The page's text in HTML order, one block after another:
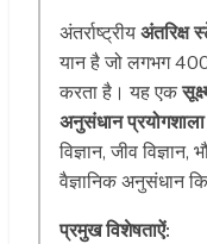
अंतर्राष्ट्रीयअंतरिक्ष
यान है जो लगभग 400
करता है। यह एक
अनुसंधान
विज्ञान, जीव
वैज्ञानिक अनुसंधान
प्रमुख विशेषताऐं: